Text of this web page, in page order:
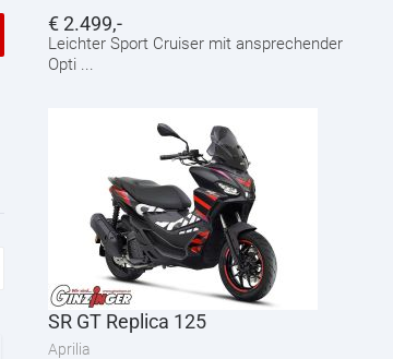
€2.499,-
Leichter Sport Cruiser mit ansprechender
Opti ...
SR GT Replica 125
Aprilia